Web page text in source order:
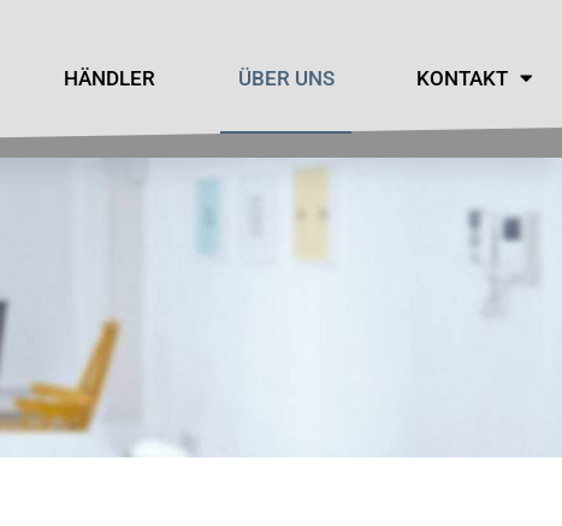
HÄNDLER ÜBER UNS KONTAKT